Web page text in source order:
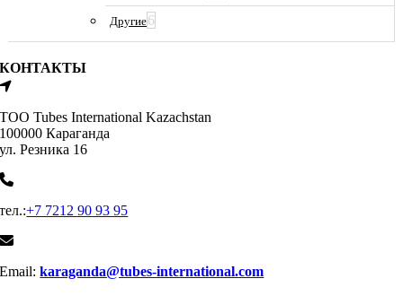
Другие6
КОНТАКТЫ
ТОО Tubes International Kazachstan
100000 Караганда
ул. Резника 16
тел.:+7 7212 90 93 95
Email:karaganda@tubes-international.com